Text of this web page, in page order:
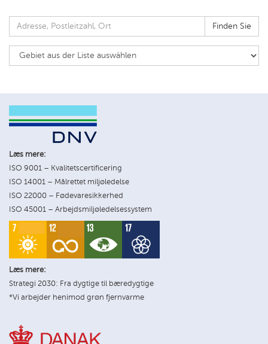
Finden Sie
Læs mere:
ISO 9001 – Kvalitetscertificering
ISO 14001 – Målrettet miljøledelse
ISO 22000 – Fødevaresikkerhed
ISO 45001 – Arbejdsmiljøledelsessystem
Læs mere:
Strategi 2030: Fra dygtige til bæredygtige
*Vi arbejder henimod grøn fjernvarme